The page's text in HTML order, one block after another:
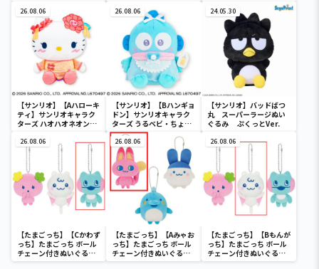
SOFVIMATES～マイメロ
ディ マーメイドver. ～
26.08.06
【サンリオ】【Aハローキ
ティ】サンリオキャラク
ターズ ハオハオネオンタ
26.08.06
【サンリオ】【Bハンギョ
ドン】サンリオキャラク
ターズ うるベビ・ちょい
デカドール
24.05.30
【サンリオ】バッドばつ
丸 スーパーラージぬい
ぐるみ ぷくっとVer.
26.08.06
【たまごっち】【Cかわず
っち】たまごっち ボール
チェーン付きぬいぐるみ
～Tamagotchi
26.08.06
【たまごっち】【Aみゃお
っち】たまごっち ボール
チェーン付きぬいぐるみ
～Tamagotchi
26.08.06
【たまごっち】【Bもんが
っち】たまごっち ボール
チェーン付きぬいぐるみ
～Tamagotchi